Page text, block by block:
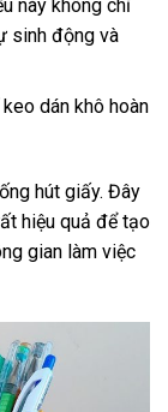
này không chỉ
sinh động và
dán khô hoàn
hút giấy. Đây
hiệu quả để tạo
gian làm việc